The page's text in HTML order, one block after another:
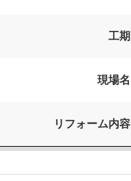
工期
現場名
リフォーム内容